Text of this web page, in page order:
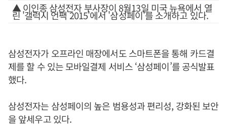
▲ 이인종 삼성전자 부사장이 8월13일 미국 뉴욕에서 열
린 '갤럭시 언팩 2015'에서 '삼성페이'를 소개하고 있다.
삼성전자가 오프라인 매장에서도 스마트폰을 통해 카드결
제를 할 수 있는 모바일결제 서비스 ‘삼성페이’를 공식발표
했다.
삼성전자는 삼성페이의 높은 범용성과 편리성, 강화된 보안
을 앞세우고 있다.